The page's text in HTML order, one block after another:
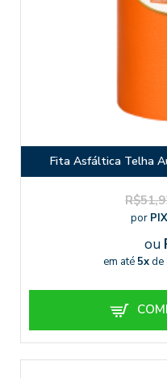
Fita Asfáltica Telha
por PIX
ou
em até 5xde